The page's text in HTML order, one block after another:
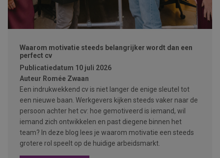
Waarom motivatie steeds belangrijker wordt dan een
perfect cv
Publicatiedatum 10 juli 2026
Auteur Romée Zwaan
Een indrukwekkend cv is niet langer de enige sleutel tot
een nieuwe baan. Werkgevers kijken steeds vaker naar de
persoon achter het cv: hoe gemotiveerd is iemand, wil
iemand zich ontwikkelen en past diegene binnen het
team? In deze blog lees je waarom motivatie een steeds
grotere rol speelt op de huidige arbeidsmarkt.